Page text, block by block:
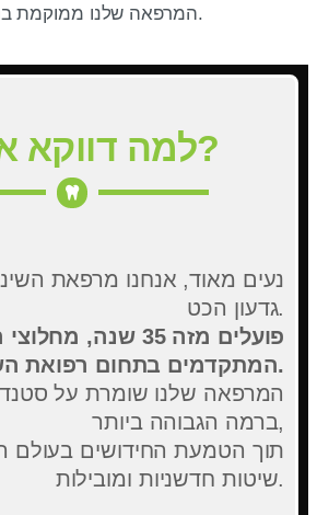
*המרפאה שלנו ממוקמת ברמת גן.
למה דווקא אנחנו?
נעים מאוד, אנחנו מרפאת
גדעון הכט.
פועלים מזה 35 שנה,
המתקדמים בתחום רפואת השיניים.
המרפאה שלנו שומרת על
ברמה הגבוהה ביותר,
תוך הטמעת החידושים בעולם
שיטות חדשניות ומובילות.